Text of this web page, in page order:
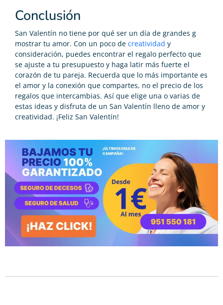
Conclusión
San Valentín no tiene por qué ser un día de grandes g
mostrar tu amor. Con un poco de creatividad y
consideración, puedes encontrar el regalo perfecto que
se ajuste a tu presupuesto y haga latir más fuerte el
corazón de tu pareja. Recuerda que lo más importante es
el amor y la conexión que compartes, no el precio de los
regalos que intercambias. Así que elige una o varias de
estas ideas y disfruta de un San Valentín lleno de amor y
creatividad. ¡Feliz San Valentín!